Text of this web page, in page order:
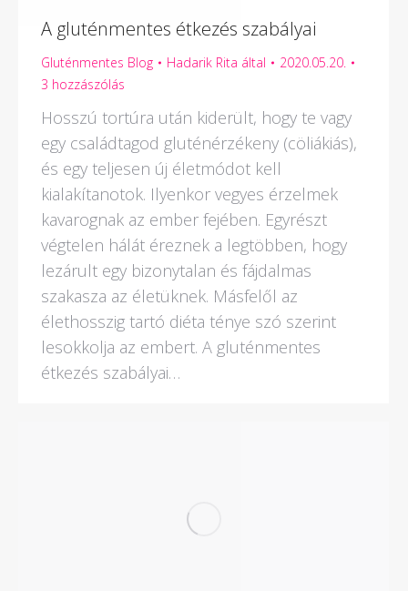
A gluténmentes étkezés szabályai
Gluténmentes Blog Hadarik Rita által
2020.05.20.
3 hozzászólás
Hosszú tortúra után kiderült, hogy te vagy
egy családtagod gluténérzékeny (cöliákiás),
és egy teljesen új életmódot kell
kialakítanotok. Ilyenkor vegyes érzelmek
kavarognak az ember fejében. Egyrészt
végtelen hálát éreznek a legtöbben, hogy
lezárult egy bizonytalan és fájdalmas
szakasza az életüknek. Másfelől az
élethosszig tartó diéta ténye szó szerint
lesokkolja az embert. A gluténmentes
étkezés szabályai…